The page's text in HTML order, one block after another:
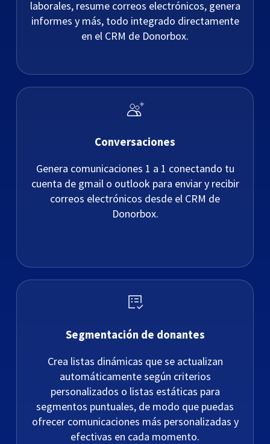
laborales, resume correos electrónicos, genera
informes y más, todo integrado directamente
en el CRM de Donorbox.
Conversaciones
Genera comunicaciones 1 a 1 conectando tu
cuenta de gmail o outlook para enviar y recibir
correos electrónicos desde el CRM de
Donorbox.
Segmentación de donantes
Crea listas dinámicas que se actualizan
automáticamente según criterios
personalizados o listas estáticas para
segmentos puntuales, de modo que puedas
ofrecer comunicaciones más personalizadas y
efectivas en cada momento.